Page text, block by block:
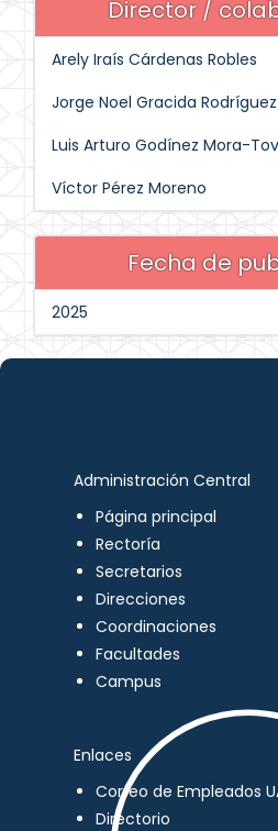
Director /
Arely Iraís Cárdenas Robles
Jorge Noel Gracida Rodríguez
Luis Arturo Godínez Mora-
Víctor Pérez Moreno
Fecha de
2025
Administración Central
Página principal
Rectoría
Secretarios
Direcciones
Coordinaciones
Facultades
Campus
Enlaces
Correo de Empleados
Directorio